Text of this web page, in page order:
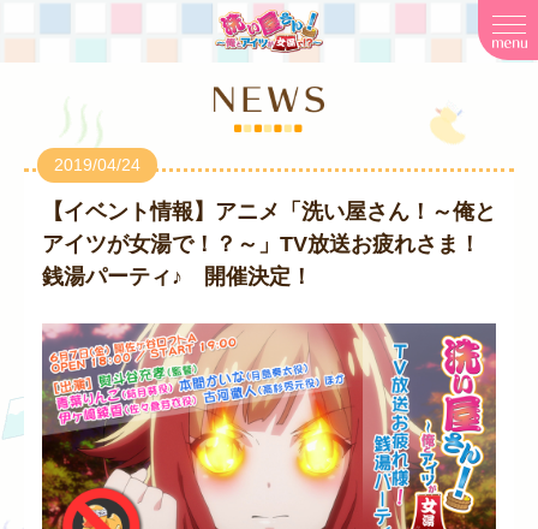
2019/04/24
【イベント情報】アニメ「洗い屋さん！～俺と
アイツが女湯で！？～」TV放送お疲れさま！
銭湯パーティ♪ 開催決定！